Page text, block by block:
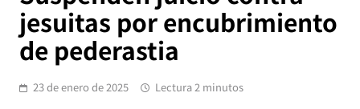
jesuitas por encubrimiento
de pederastia
23 de enero de 2025 Lectura 2 minutos